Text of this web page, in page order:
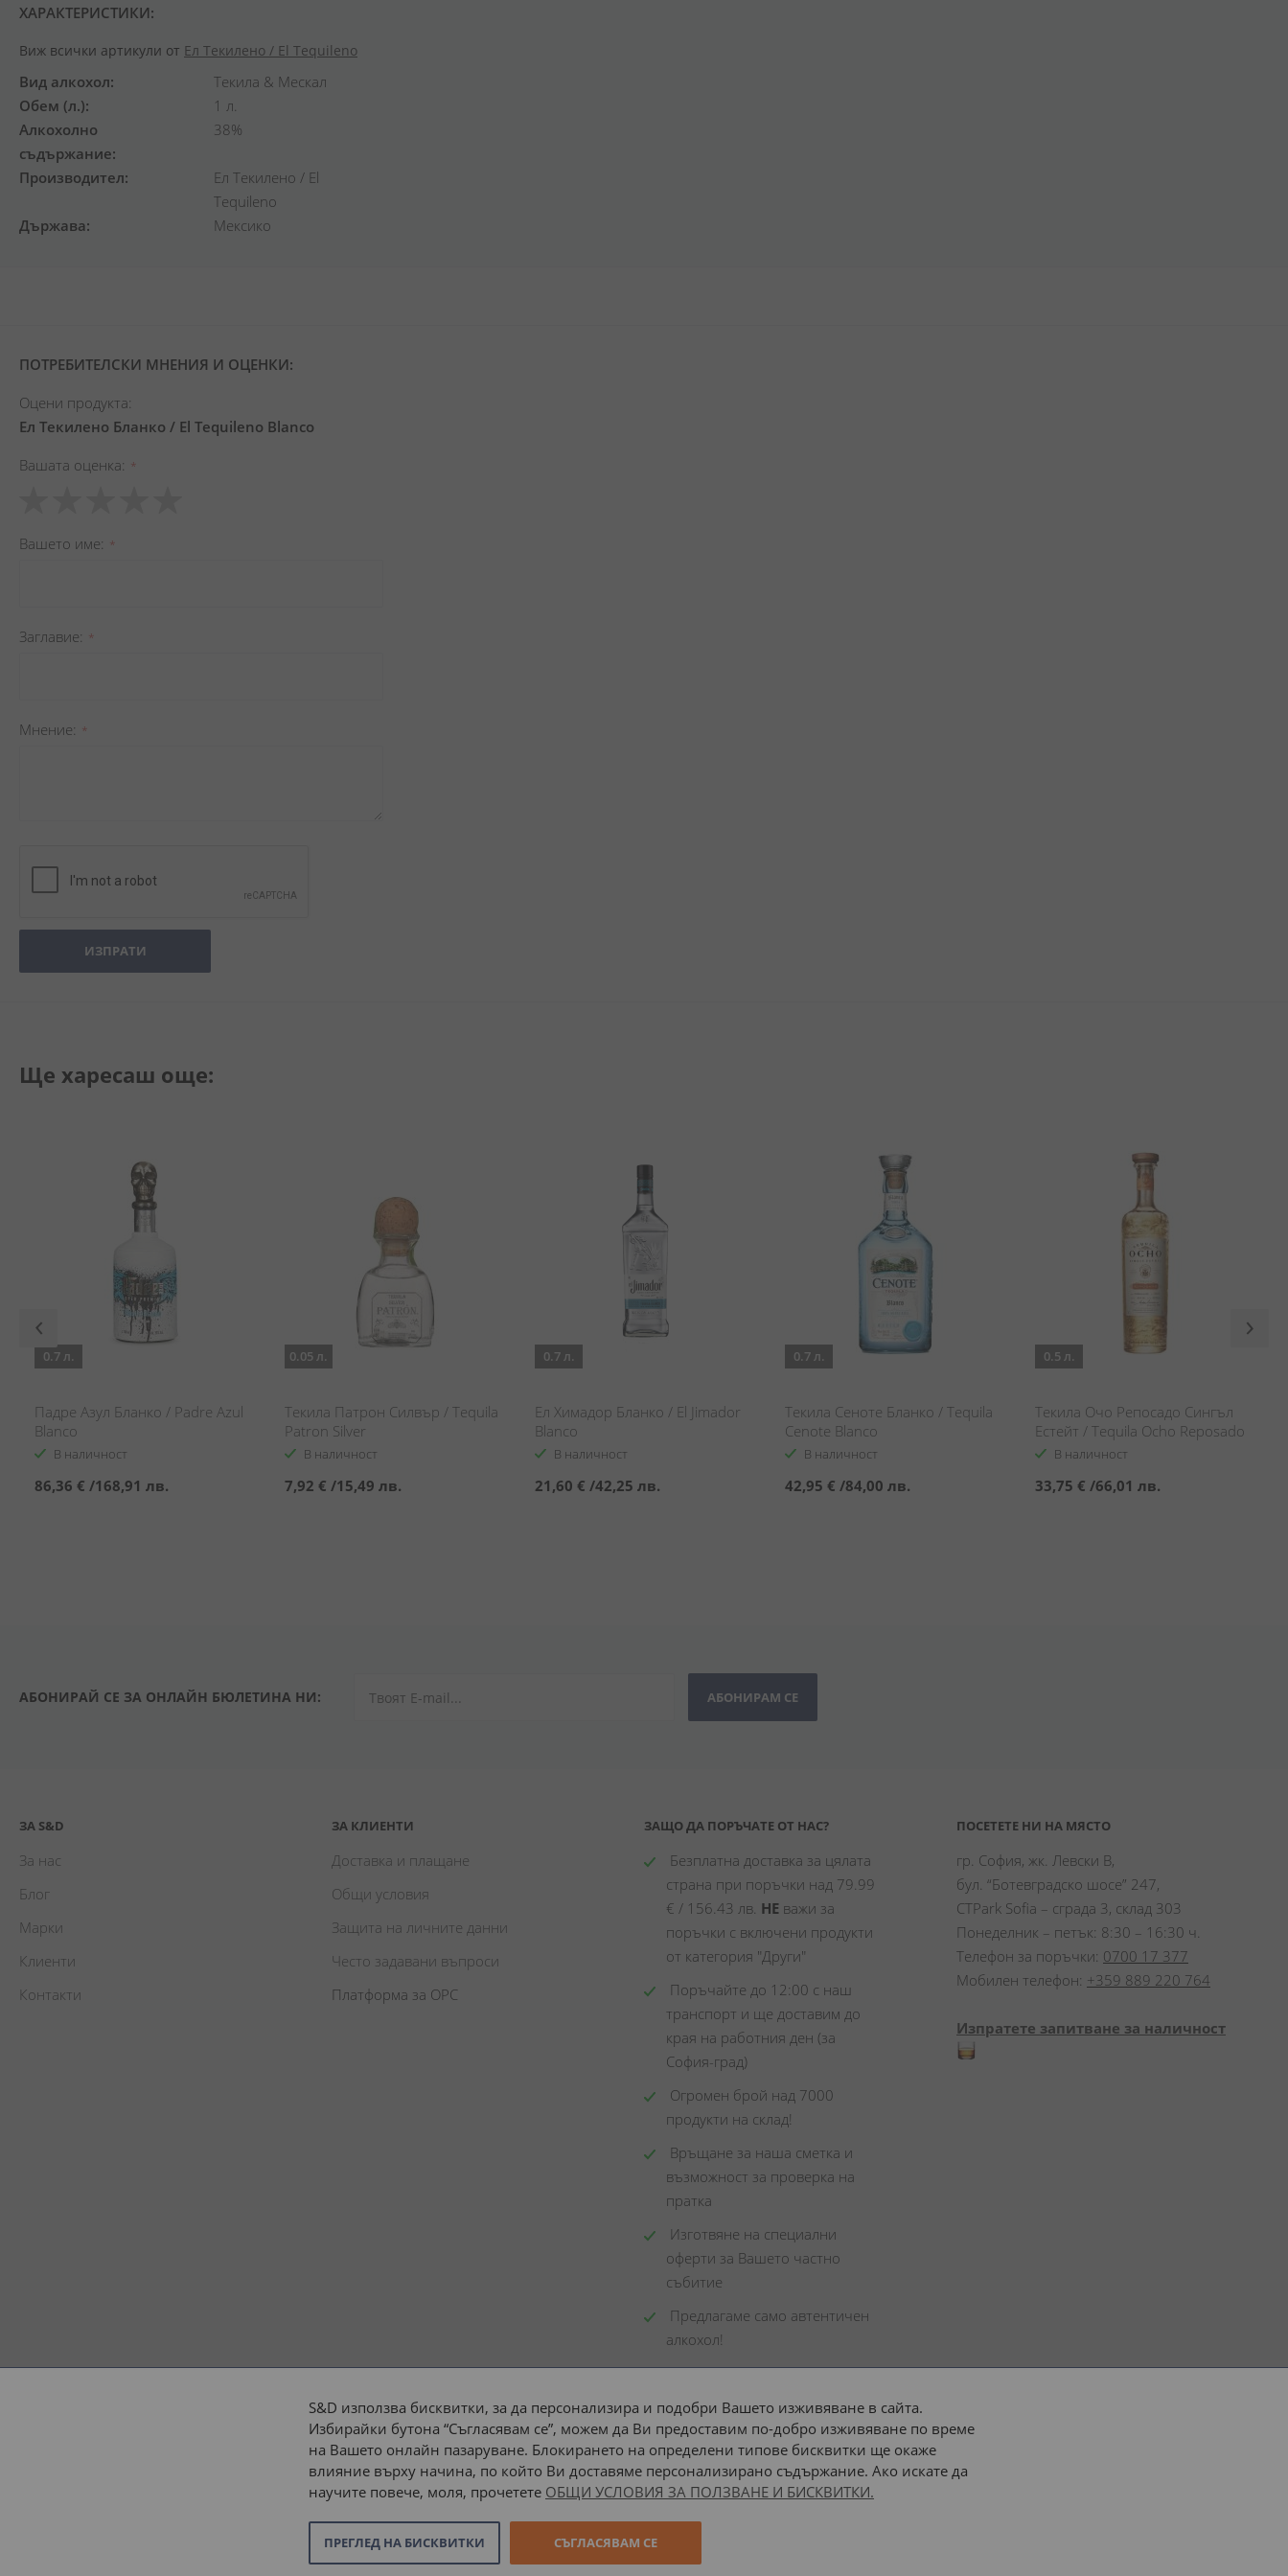
ХАРАКТЕРИСТИКИ:
Виж всички артикули от Ел Текилено / El Tequileno
Вид алкохол
Текила & Мескал
Обем (л.)
1 л.
Алкохолно
съдържание
38%
Производител
Ел Текилено / El
Tequileno
Държава
Мексико
ПОТРЕБИТЕЛСКИ МНЕНИЯ И ОЦЕНКИ:
Оцени продукта:
Ел Текилено Бланко / El Tequileno Blanco
Вашата оценка
star
stars
stars
stars
stars
Вашето име
Заглавиe
Мнение
ИЗПРАТИ
Ще харесаш още:
0.7 л.
Падре Азул Бланко / Padre Azul
Blanco
В наличност
86,36 € /168,91 лв.
0.05 л.
Текила Патрон Силвър / Tequila
Patron Silver
В наличност
7,92 € /15,49 лв.
0.7 л.
Ел Химадор Бланко / El Jimador
Blanco
В наличност
21,60 € /42,25 лв.
0.7 л.
Текила Сеноте Бланко / Tequila
Cenote Blanco
В наличност
42,95 € /84,00 лв.
0.5 л.
Текила Очо Репосадо Сингъл
Естейт / Tequila Ocho Reposado
Single Estate
В наличност
33,75 € /66,01 лв.
АБОНИРАЙ СЕ ЗА ОНЛАЙН БЮЛЕТИНА НИ: АБОНИРАМ СЕ
ЗА S&D
За нас
Блог
Марки
Клиенти
Контакти
ЗА КЛИЕНТИ
Доставка и плащане
Общи условия
Защита на личните данни
Често задавани въпроси
Платформа за ОРС
ЗАЩО ДА ПОРЪЧАТЕ ОТ НАС?
Безплатна доставка за цялата
страна при поръчки над 79.99
€ / 156.43 лв. НЕ важи за
поръчки с включени продукти
от категория "Други"
Поръчайте до 12:00 с наш
транспорт и ще доставим до
края на работния ден (за
София-град)
Огромен брой над 7000
продукти на склад!
Връщане за наша сметка и
възможност за проверка на
пратка
Изготвяне на специални
оферти за Вашето частно
събитие
Предлагаме само автентичен
алкохол!
ПОСЕТЕТЕ НИ НА МЯСТО
гр. София, жк. Левски В,
бул. “Ботевградско шосе” 247,
CTPark Sofia – сграда 3, склад 303
Понеделник – петък: 8:30 – 16:30 ч.
Телефон за поръчки: 0700 17 377
Мобилен телефон: +359 889 220 764
Изпратете запитване за наличност
Доставка до адрес с: или наш транспорт
© 2026 “С и Д Комерсиал” ООД. Всички права запазени. Онлайн магазин от
S&D използва бисквитки, за да персонализира и подобри Вашето изживяване в сайта.
Избирайки бутона “Съгласявам се”, можем да Ви предоставим по-добро изживяване по време
на Вашето онлайн пазаруване. Блокирането на определени типове бисквитки ще окаже
влияние върху начина, по който Ви доставяме персонализирано съдържание. Ако искате да
научите повече, моля, прочетете ОБЩИ УСЛОВИЯ ЗА ПОЛЗВАНЕ И БИСКВИТКИ.
СЪГЛАСЯВАМ СЕ
ПРЕГЛЕД НА БИСКВИТКИ